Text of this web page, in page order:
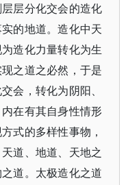
层分化交会的造化
的地道。造化中天
造化力量转化为生
之道之必然，于是
会，转化为阴阳、
在有其自身性情形
式的多样性事物，
道、地道、天地之
道。太极造化之道